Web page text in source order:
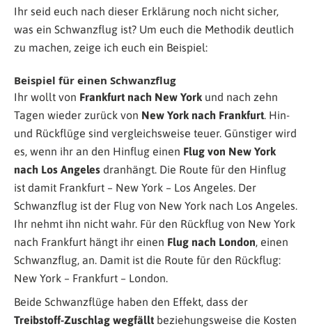
Ihr seid euch nach dieser Erklärung noch nicht sicher,
was ein Schwanzflug ist? Um euch die Methodik deutlich
zu machen, zeige ich euch ein Beispiel:
Beispiel für einen Schwanzflug
Ihr wollt von Frankfurt nach New York und nach zehn
Tagen wieder zurück von New York nach Frankfurt. Hin-
und Rückflüge sind vergleichsweise teuer. Günstiger wird
es, wenn ihr an den Hinflug einen Flug von New York
nach Los Angeles dranhängt. Die Route für den Hinflug
ist damit Frankfurt – New York – Los Angeles. Der
Schwanzflug ist der Flug von New York nach Los Angeles.
Ihr nehmt ihn nicht wahr. Für den Rückflug von New York
nach Frankfurt hängt ihr einen Flug nach London, einen
Schwanzflug, an. Damit ist die Route für den Rückflug:
New York – Frankfurt – London.
Beide Schwanzflüge haben den Effekt, dass der
Treibstoff-Zuschlag wegfällt beziehungsweise die Kosten